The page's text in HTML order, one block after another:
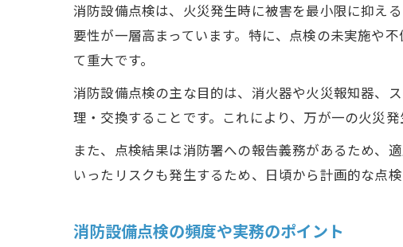
消防設備点検は、火災発生時に被害を最小限に抑え
要性が一層高まっています。特に、点検の未実施や
て重大です。
消防設備点検の主な目的は、消火器や火災報知器、
理・交換することです。これにより、万が一の火災
また、点検結果は消防署への報告義務があるため、
いったリスクも発生するため、日頃から計画的な点検
消防設備点検の頻度や実務のポイント